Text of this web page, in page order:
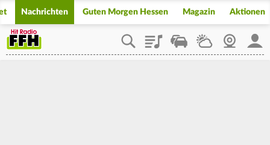
Nachrichten Guten Morgen Hessen Magazin Aktionen
PlaylistStaupilotWetterWebcam